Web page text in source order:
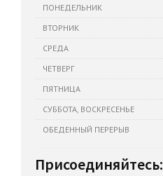
ПОНЕДЕЛЬНИК
ВТОРНИК
СРЕДА
ЧЕТВЕРГ
ПЯТНИЦА
СУББОТА, ВОСКРЕСЕНЬЕ
ОБЕДЕННЫЙ ПЕРЕРЫВ
Присоединяйтесь: